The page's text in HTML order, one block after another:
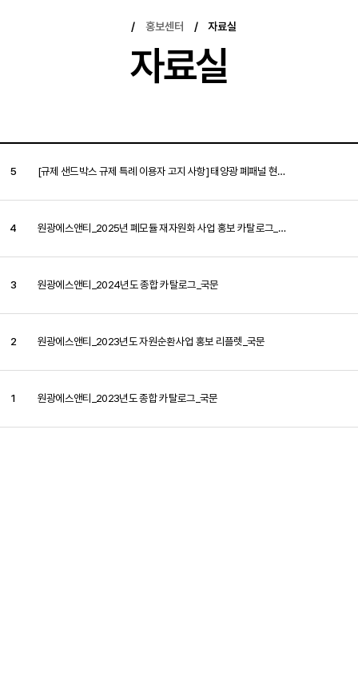
/ 홍보센터 / 자료실
자료실
5 [규제 샌드박스 규제 특례 이용자 고지 사항] 태양광 폐패널 현장 재활용 처리 서비스
4 원광에스앤티_2025년 폐모듈 재자원화 사업 홍보 카탈로그_국문
3 원광에스앤티_2024년도 종합 카탈로그_국문
2 원광에스앤티_2023년도 자원순환사업 홍보 리플렛_국문
1 원광에스앤티_2023년도 종합 카탈로그_국문